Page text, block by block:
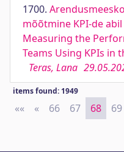
1700.
mõõtmine KPI-de
Measuring the
Teams Using KPIs in
Teras, Lana
items found: 1949
«« First
« Previous
66 67 68 69